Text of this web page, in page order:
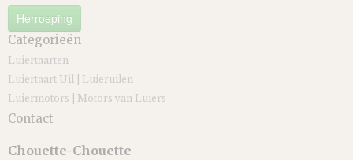
Herroeping
Categorieën
Luiertaarten
Luiertaart Uil | Luieruilen
Luiermotors | Motors van Luiers
Contact
Chouette-Chouette